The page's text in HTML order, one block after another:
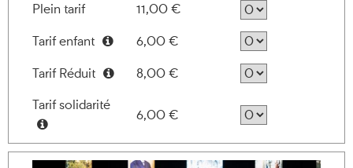
Plein tarif
11,00 €
Tarif enfant
6,00 €
Tarif Réduit
8,00 €
Tarif solidarité
Information
6,00 €